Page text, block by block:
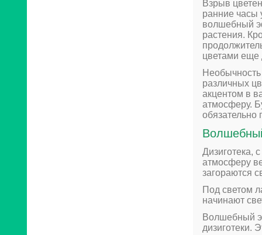
Взрыв
ранние часы
волшебный
растения.
цветами еще
различных
акцентом в
атмосферу.
обязательно
Дизиготека,
атмосферу
загораются
Под светом
начинают
Волшебный
дизиготеки.